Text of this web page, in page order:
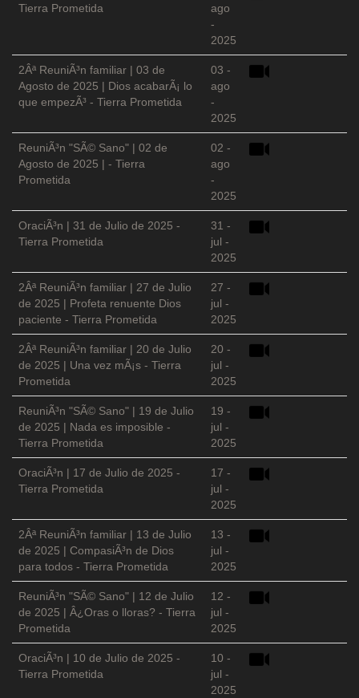
Tierra Prometida
ago
-
2025
2Âª ReuniÃ³n familiar | 03 de
Agosto de 2025 | Dios acabarÃ¡ lo
que empezÃ³ - Tierra Prometida
03 -
ago
-
2025
ReuniÃ³n "SÃ© Sano" | 02 de
Agosto de 2025 | - Tierra
Prometida
02 -
ago
-
2025
OraciÃ³n | 31 de Julio de 2025 -
Tierra Prometida
31 -
jul -
2025
2Âª ReuniÃ³n familiar | 27 de Julio
de 2025 | Profeta renuente Dios
paciente - Tierra Prometida
27 -
jul -
2025
2Âª ReuniÃ³n familiar | 20 de Julio
de 2025 | Una vez mÃ¡s - Tierra
Prometida
20 -
jul -
2025
ReuniÃ³n "SÃ© Sano" | 19 de Julio
de 2025 | Nada es imposible -
Tierra Prometida
19 -
jul -
2025
OraciÃ³n | 17 de Julio de 2025 -
Tierra Prometida
17 -
jul -
2025
2Âª ReuniÃ³n familiar | 13 de Julio
de 2025 | CompasiÃ³n de Dios
para todos - Tierra Prometida
13 -
jul -
2025
ReuniÃ³n "SÃ© Sano" | 12 de Julio
de 2025 | Â¿Oras o lloras? - Tierra
Prometida
12 -
jul -
2025
OraciÃ³n | 10 de Julio de 2025 -
Tierra Prometida
10 -
jul -
2025